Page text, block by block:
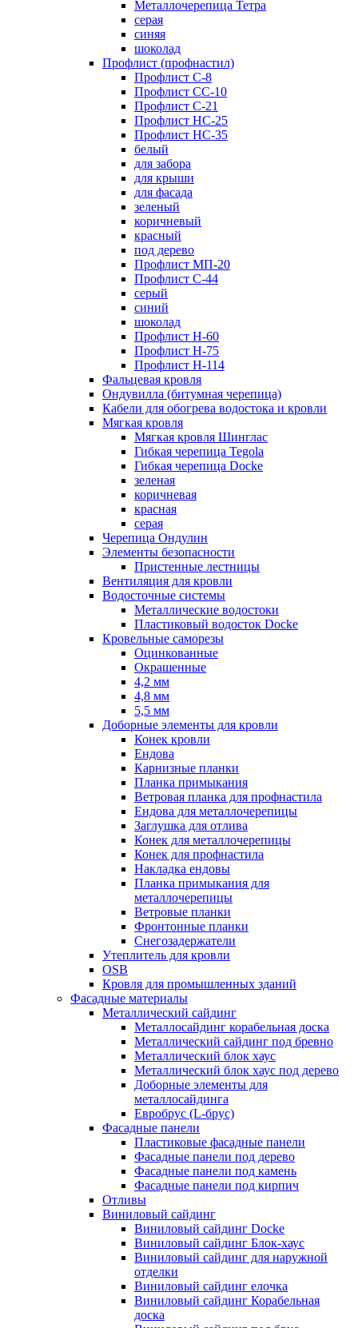
Металлочерепица Тетра
серая
синяя
шоколад
Профлист (профнастил)
Профлист С-8
Профлист СС-10
Профлист C-21
Профлист НС-25
Профлист НС-35
белый
для забора
для крыши
для фасада
зеленый
коричневый
красный
под дерево
Профлист МП-20
Профлист С-44
серый
синий
шоколад
Профлист Н-60
Профлист Н-75
Профлист H-114
Фальцевая кровля
Ондувилла (битумная черепица)
Кабели для обогрева водостока и кровли
Мягкая кровля
Мягкая кровля Шинглас
Гибкая черепица Tegola
Гибкая черепица Docke
зеленая
коричневая
красная
серая
Черепица Ондулин
Элементы безопасности
Пристенные лестницы
Вентиляция для кровли
Водосточные системы
Металлические водостоки
Пластиковый водосток Docke
Кровельные саморезы
Оцинкованные
Окрашенные
4,2 мм
4,8 мм
5,5 мм
Доборные элементы для кровли
Конек кровли
Ендова
Карнизные планки
Планка примыкания
Ветровая планка для профнастила
Ендова для металлочерепицы
Заглушка для отлива
Конек для металлочерепицы
Конек для профнастила
Накладка ендовы
Планка примыкания для
металлочерепицы
Ветровые планки
Фронтонные планки
Снегозадержатели
Утеплитель для кровли
OSB
Кровля для промышленных зданий
Фасадные материалы
Металлический сайдинг
Металлосайдинг корабельная доска
Металлический сайдинг под бревно
Металлический блок хаус
Металлический блок хаус под дерево
Доборные элементы для
металлосайдинга
Евробрус (L-брус)
Фасадные панели
Пластиковые фасадные панели
Фасадные панели под дерево
Фасадные панели под камень
Фасадные панели под кирпич
Отливы
Виниловый сайдинг
Виниловый сайдинг Docke
Виниловый сайдинг Блок-хаус
Виниловый сайдинг для наружной
отделки
Виниловый сайдинг елочка
Виниловый сайдинг Корабельная
доска